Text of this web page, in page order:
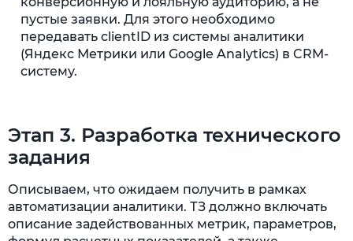
пустые заявки. Для этого необходимо
передавать clientID из системы аналитики
(Яндекс Метрики или Google Analytics) в CRM-
систему.
Этап 3. Разработка технического
задания
Описываем, что ожидаем получить в рамках
автоматизации аналитики. ТЗ должно включать
описание задействованных метрик, параметров,